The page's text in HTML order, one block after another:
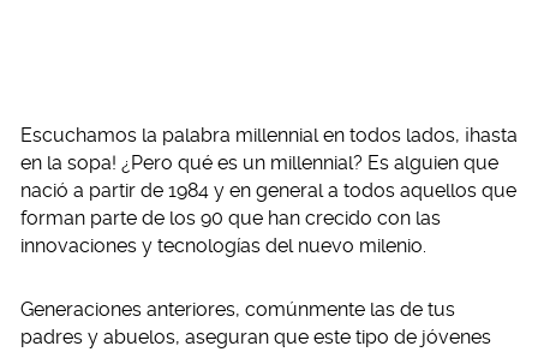
Escuchamos la palabra millennial en todos lados, ¡hasta
en la sopa! ¿Pero qué es un millennial? Es alguien que
nació a partir de 1984 y en general a todos aquellos que
forman parte de los 90 que han crecido con las
innovaciones y tecnologías del nuevo milenio.
Generaciones anteriores, comúnmente las de tus
padres y abuelos, aseguran que este tipo de jóvenes